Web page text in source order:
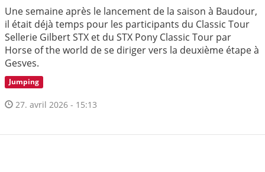
Une semaine après le lancement de la saison à Baudour,
il était déjà temps pour les participants du Classic Tour
Sellerie Gilbert STX et du STX Pony Classic Tour par
Horse of the world de se diriger vers la deuxième étape à
Gesves.
Jumping
27. avril 2026 - 15:13